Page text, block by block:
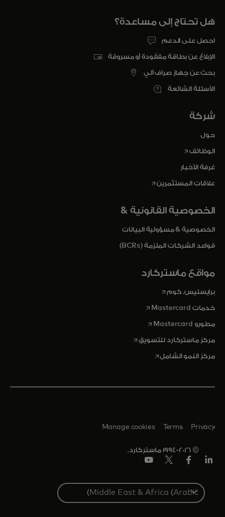
هل تحتاج إلى مساعدة؟
احصل على الدعم
الإبلاغ عن بطاقة مفقودة أو مسروقة
بحث عن جهاز صراف آلي
الأسئلة الشائعة
شركة
حول
الوظائفopens in a new tab
غرفة الأخبار
علاقات المستثمرينopens in a new tab
الخصوصية القانونية &
الخصوصية & مسؤولية البيانات
قواعد الشركات الملزمة (BCRs)
مواقع ماستركارد
برايسليس. كومopens in a new tab
خدمات Mastercard opens in a new tab
مطورو Mastercard opens in a new tab
مركز ماستركارد للتسويقopens in a new tab
مركز النمو الشاملopens in a new tab
© 1994-2026 ماستركارد.
Privacy
Terms
Manage cookies
Select
a
country